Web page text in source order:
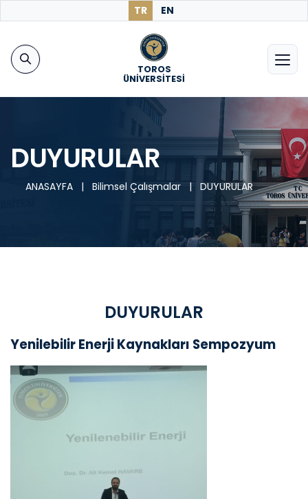
TR EN
TOROS
ÜNİVERSİTESİ
DUYURULAR
ANASAYFA | Bilimsel Çalışmalar | DUYURULAR
DUYURULAR
Yenilebilir Enerji Kaynakları Sempozyum